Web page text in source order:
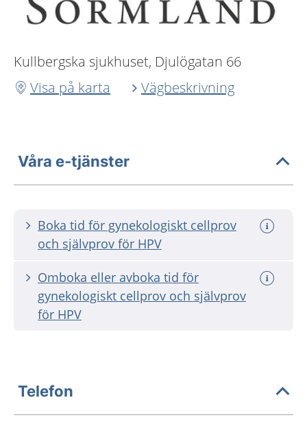
Kullbergska sjukhuset, Djulögatan 66
Visa på karta
Vägbeskrivning
Våra e-tjänster
Boka tid för gynekologiskt cellprov
och självprov för HPV
Omboka eller avboka tid för
gynekologiskt cellprov och självprov
för HPV
Telefon